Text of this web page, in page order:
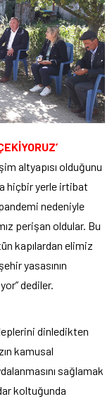
altyapısı olduğunu
hiçbir yerle irtibat
nedeniyle
perişan oldular. Bu
kapılardan elimiz
yasasının
dediler.
dinledikten
kamusal
sağlamak
koltuğunda